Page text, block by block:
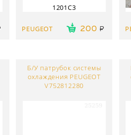
1201C3
PEUGEOT 200
Б/У патрубок системы
охлаждения PEUGEOT
V752812280